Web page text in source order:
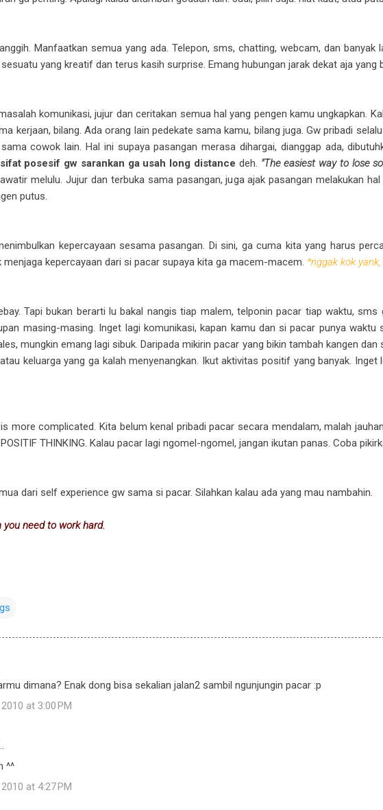
Manfaatkan semua yang ada. Telepon, sms, chatting, webcam, dan banyak
yang kreatif dan terus kasih surprise. Emang hubungan jarak dekat aja yang
komunikasi, jujur dan ceritakan semua hal yang pengen kamu ungkapkan.
kerjaan, bilang. Ada orang lain pedekate sama kamu, bilang juga. Gw pribadi
cowok lain. Hal ini supaya pasangan merasa dihargai, dianggap ada,
posesif gw sarankan ga usah long distance deh. "The easiest way to lose
melulu. Jujur dan terbuka sama pasangan, juga ajak pasangan melakukan
putus.
kepercayaan sesama pasangan. Di sini, ga cuma kita yang harus
kepercayaan dari si pacar supaya kita ga macem-macem. *nggak kok
Tapi bukan berarti lu bakal nangis tiap malem, telponin pacar tiap waktu,
masing-masing. Inget lagi komunikasi, kapan kamu dan si pacar punya
mungkin emang lagi sibuk. Daripada mikirin pacar yang bikin tambah kangen
keluarga yang ga kalah menyenangkan. Ikut aktivitas positif yang banyak.
more complicated. Kita belum kenal pribadi pacar secara mendalam, malah
THINKING. Kalau pacar lagi ngomel-ngomel, jangan ikutan panas. Coba
dari self experience gw sama si pacar. Silahkan kalau ada yang mau nambahin.
need to work hard.
dimana? Enak dong bisa sekalian jalan2 sambil ngunjungin pacar :p
at 3:00 PM
^^
at 4:27 PM